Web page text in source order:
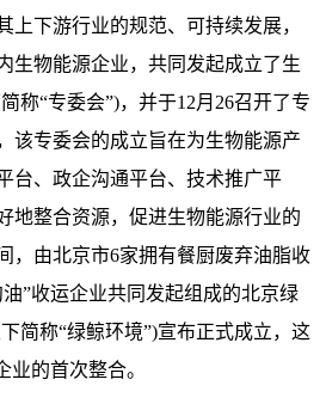
上下游行业的规范、可持续发展，
生物能源企业，共同发起成立了生
称“专委会”)，并于12月26召开了专
该专委会的成立旨在为生物能源产
台、政企沟通平台、技术推广平
地整合资源，促进生物能源行业的
，由北京市6家拥有餐厨废弃油脂收
”收运企业共同发起组成的北京绿
简称“绿鲸环境”)宣布正式成立，这
业的首次整合。